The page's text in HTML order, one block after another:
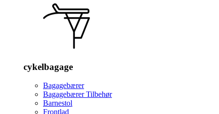
cykelbagage
Bagagebærer
Bagagebærer Tilbehør
Barnestol
Frontlad